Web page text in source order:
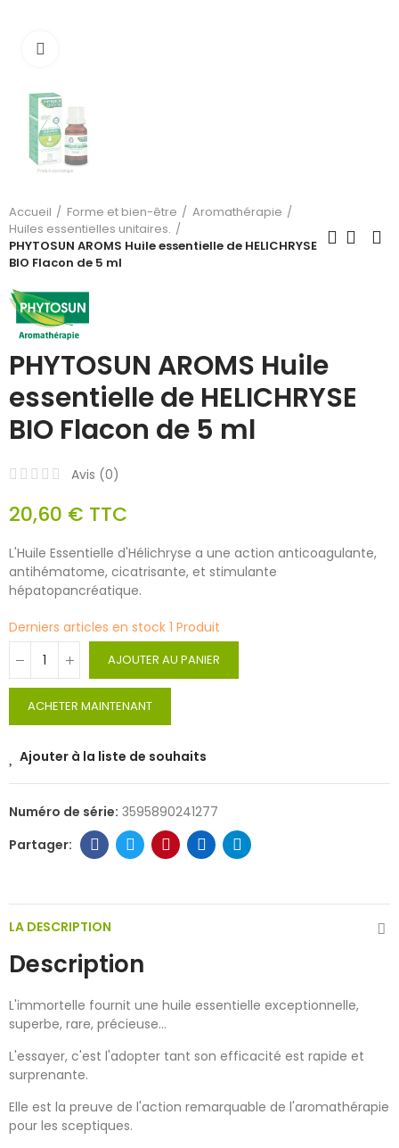
Accueil Forme et bien-être
Aromathérapie
Huiles essentielles unitaires.
PHYTOSUN AROMS Huile essentielle de HELICHRYSE
BIO Flacon de 5 ml
PHYTOSUN AROMS Huile
essentielle de HELICHRYSE
BIO Flacon de 5 ml
Avis (0)
20,60 € TTC
L'Huile Essentielle d'Hélichryse a une action anticoagulante,
antihématome, cicatrisante, et stimulante
hépatopancréatique.
Derniers articles en stock 1 Produit
AJOUTER AU PANIER
ACHETER MAINTENANT
Ajouter à la liste de souhaits
Numéro de série: 3595890241277
LA DESCRIPTION
Description
L'immortelle fournit une huile essentielle exceptionnelle,
superbe, rare, précieuse...
L'essayer, c'est l'adopter tant son efficacité est rapide et
surprenante.
Elle est la preuve de l'action remarquable de l'aromathérapie
pour les sceptiques.